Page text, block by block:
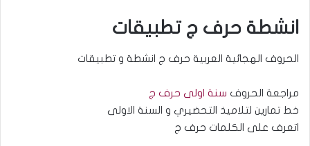
انشطة حرف ج تطبيقات
الحروف الهجائية العربية حرف ج انشطة و تطبيقات
مراجعة الحروف سنة اولى حرف ج
خط تمارين لتلاميذ التحضيري و السنة الاولى
اتعرف على الكلمات حرف ج